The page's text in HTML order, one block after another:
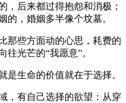
，后来都过得抱怨和消极；
的，婚姻多半像个坟墓。
那些方面动的心思，耗费的
光芒的“我愿意”。
是生命的价值就在于选择。
，有自己选择的欲望：从穿